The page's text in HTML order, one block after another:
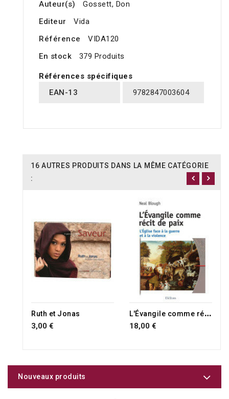
Auteur(s)
Gossett, Don
Editeur
Vida
Référence
VIDA120
En stock
379 Produits
Références spécifiques
EAN-13
9782847003604
16 AUTRES PRODUITS DANS LA MÊME CATÉGORIE
:
Ruth et Jonas
3,00 €
L
'Évangile comme récit de paix
18,00 €
Nouveaux produits